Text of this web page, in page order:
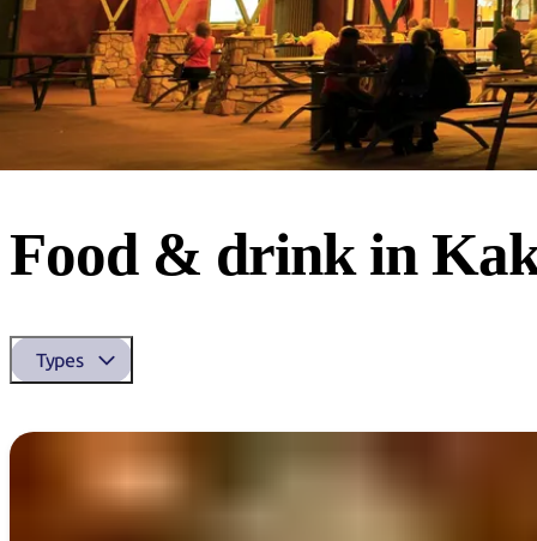
Food & drink in
Types